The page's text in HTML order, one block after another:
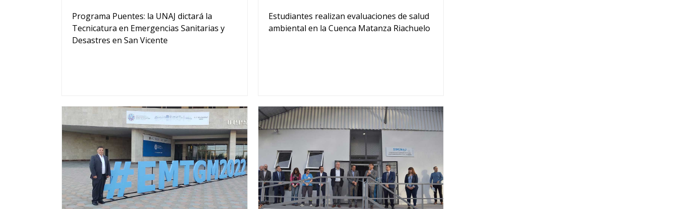
Programa Puentes: la UNAJ dictará la
Tecnicatura en Emergencias Sanitarias y
Desastres en San Vicente
Estudiantes realizan evaluaciones de salud
ambiental en la Cuenca Matanza Riachuelo